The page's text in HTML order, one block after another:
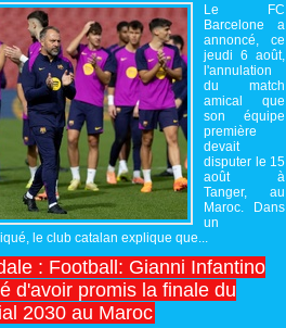
Le FC
Barcelone a
annoncé, ce
jeudi 6 août,
l'annulation
du match
amical que
son équipe
première
devait
disputer le 15
août à
Tanger, au
Maroc. Dans
un
le club catalan explique que...
: Football: Gianni Infantino
d'avoir promis la finale du
2030 au Maroc